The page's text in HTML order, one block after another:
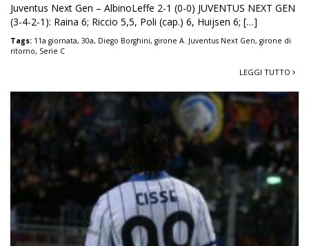
Juventus Next Gen – AlbinoLeffe 2-1 (0-0) JUVENTUS NEXT GEN
(3-4-2-1): Raina 6; Riccio 5,5, Poli (cap.) 6, Huijsen 6; […]
Tags: 11a giornata, 30a, Diego Borghini, girone A. Juventus Next Gen, girone di
ritorno, Serie C
LEGGI TUTTO